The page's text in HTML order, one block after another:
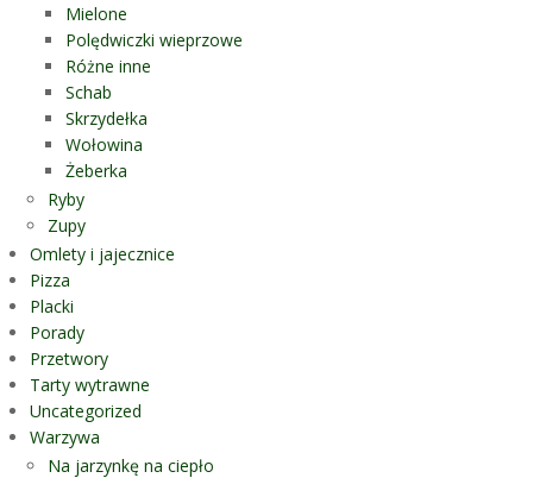
Mielone
Polędwiczki wieprzowe
Różne inne
Schab
Skrzydełka
Wołowina
Żeberka
Ryby
Zupy
Omlety i jajecznice
Pizza
Placki
Porady
Przetwory
Tarty wytrawne
Uncategorized
Warzywa
Na jarzynkę na ciepło